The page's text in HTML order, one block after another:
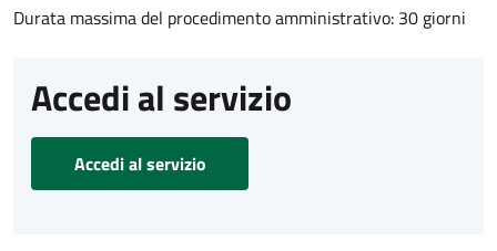
Durata massima del procedimento amministrativo: 30 giorni
Accedi al servizio
Accedi al servizio